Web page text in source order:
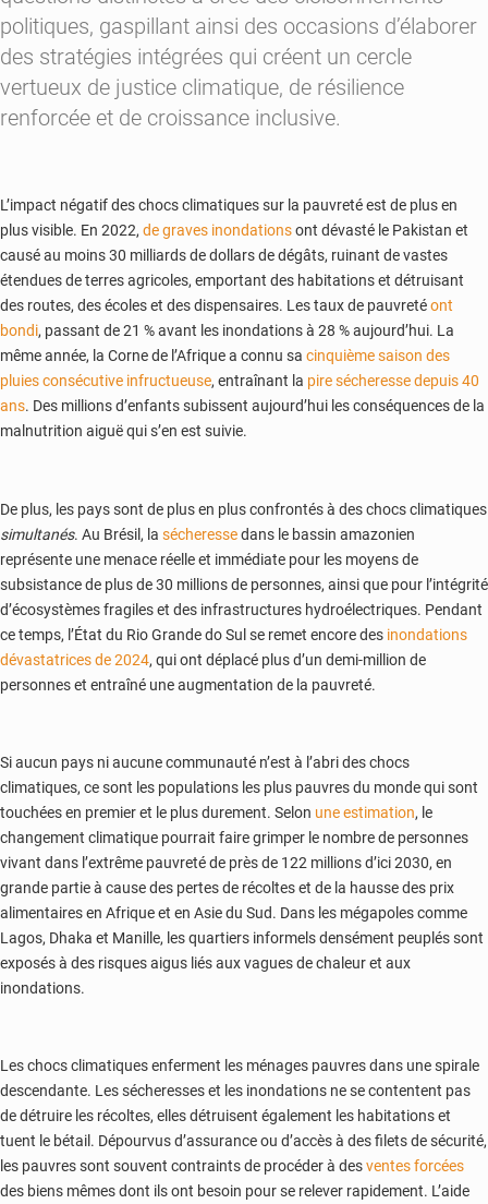
politiques, gaspillant ainsi des occasions d’élaborer
des stratégies intégrées qui créent un cercle
vertueux de justice climatique, de résilience
renforcée et de croissance inclusive.
L’impact négatif des chocs climatiques sur la pauvreté est de plus en
plus visible. En 2022, de graves inondationsont dévasté le Pakistan et
causé au moins 30 milliards de dollars de dégâts, ruinant de vastes
étendues de terres agricoles, emportant des habitations et détruisant
des routes, des écoles et des dispensaires. Les taux de pauvretéont
bondi, passant de 21 % avant les inondations à 28 % aujourd’hui. La
même année, la Corne de l’Afrique a connu sa cinquième saison des
pluies consécutive infructueuse, entraînant la pire sécheresse depuis 40
ans. Des millions d’enfants subissent aujourd’hui les conséquences de la
malnutrition aiguë qui s’en est suivie.
De plus, les pays sont de plus en plus confrontés à des chocs climatiques
simultanés. Au Brésil, la sécheressedans le bassin amazonien
représente une menace réelle et immédiate pour les moyens de
subsistance de plus de 30 millions de personnes, ainsi que pour l’intégrité
d’écosystèmes fragiles et des infrastructures hydroélectriques. Pendant
ce temps, l’État du Rio Grande do Sul se remet encore des inondations
dévastatrices de 2024, qui ont déplacé plus d’un demi-million de
personnes et entraîné une augmentation de la pauvreté.
Si aucun pays ni aucune communauté n’est à l’abri des chocs
climatiques, ce sont les populations les plus pauvres du monde qui sont
touchées en premier et le plus durement. Selon une estimation, le
changement climatique pourrait faire grimper le nombre de personnes
vivant dans l’extrême pauvreté de près de 122 millions d’ici 2030, en
grande partie à cause des pertes de récoltes et de la hausse des prix
alimentaires en Afrique et en Asie du Sud. Dans les mégapoles comme
Lagos, Dhaka et Manille, les quartiers informels densément peuplés sont
exposés à des risques aigus liés aux vagues de chaleur et aux
inondations.
Les chocs climatiques enferment les ménages pauvres dans une spirale
descendante. Les sécheresses et les inondations ne se contentent pas
de détruire les récoltes, elles détruisent également les habitations et
tuent le bétail. Dépourvus d’assurance ou d’accès à des filets de sécurité,
les pauvres sont souvent contraints de procéder à desventes forcées
des biens mêmes dont ils ont besoin pour se relever rapidement. L’aide